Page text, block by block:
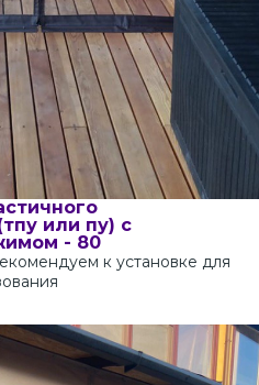
или пу) с
- 80
к установке для